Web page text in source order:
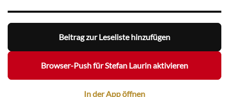
Beitrag zur Leseliste hinzufügen
Browser-Push für Stefan Laurin aktivieren
In der App öffnen